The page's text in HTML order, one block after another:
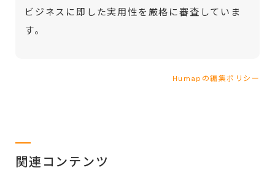
ビジネスに即した実用性を厳格に審査していま
す。
Humapの編集ポリシー
関連コンテンツ